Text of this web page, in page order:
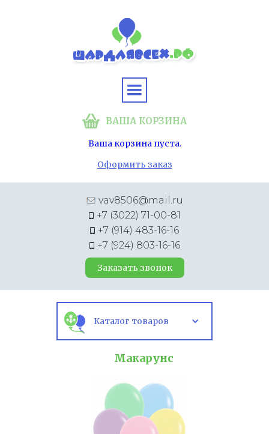
ВАША КОРЗИНА
Ваша корзина пуста.
Оформить заказ
vav8506@mail.ru
+7 (3022) 71-00-81
+7 (914) 483-16-16
+7 (924) 803-16-16
Заказать звонок
Каталог товаров
Макарунс